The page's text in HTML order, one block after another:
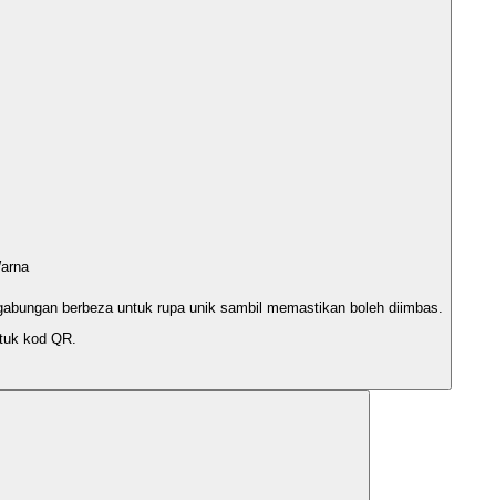
berbeza untuk rupa unik sambil memastikan boleh diimbas.
kod QR.